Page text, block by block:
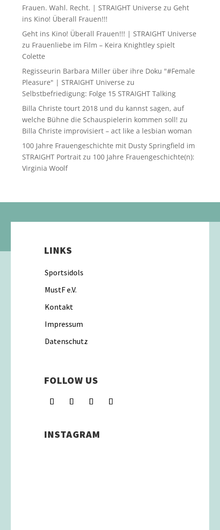
Frauen. Wahl. Recht. | STRAIGHT Universe zu Geht
ins Kino! Überall Frauen!!!
Geht ins Kino! Überall Frauen!!! | STRAIGHT Universe
zu Frauenliebe im Film – Keira Knightley spielt
Colette
Regisseurin Barbara Miller über ihre Doku "#Female
Pleasure" | STRAIGHT Universe zu
Selbstbefriedigung: Folge 15 STRAIGHT Talking
Billa Christe tourt 2018 und du kannst sagen, auf
welche Bühne die Schauspielerin kommen soll! zu
Billa Christe improvisiert – act like a lesbian woman
100 Jahre Frauengeschichte mit Dusty Springfield im
STRAIGHT Portraitzu 100 Jahre Frauengeschichte(n):
Virginia Woolf
LINKS
Sportsidols
MustF e.V.
Kontakt
Impressum
Datenschutz
FOLLOW US
INSTAGRAM